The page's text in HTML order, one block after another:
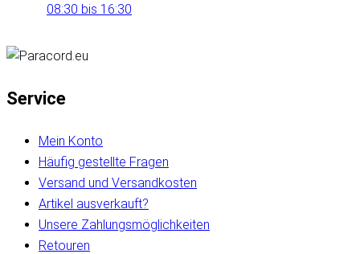
08:30 bis 16:30
Service
Mein Konto
Häufig gestellte Fragen
Versand und Versandkosten
Artikel ausverkauft?
Unsere Zahlungsmöglichkeiten
Retouren